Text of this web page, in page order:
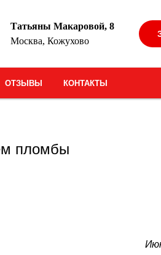
Татьяны Макаровой, 8
Москва, Кожухово
ОТЗЫВЫ КОНТАКТЫ
пломбы